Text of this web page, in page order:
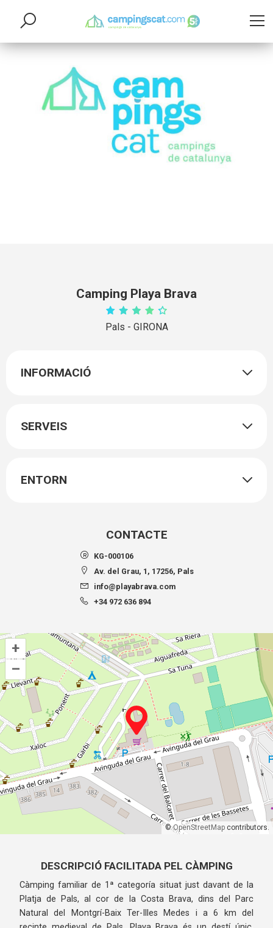
Camping Playa Brava
Pals - GIRONA
INFORMACIÓ
SERVEIS
ENTORN
CONTACTE
KG-000106
Av. del Grau, 1, 17256, Pals
info@playabrava.com
+34 972 636 894
+
–
©OpenStreetMap contributors.
DESCRIPCIÓ FACILITADA PEL CÀMPING
Càmping familiar de 1ª categoría situat just davant de la
Platja de Pals, al cor de la Costa Brava, dins del Parc
Natural del Montgrí-Baix Ter-Illes Medes i a 6 km del